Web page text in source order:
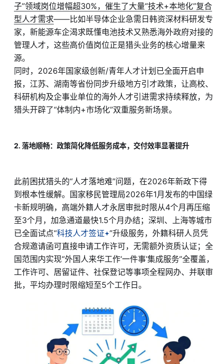
子”领域岗位增幅超30%，催生了大量“技术+本地化”复合
型人才需求——比如半导体企业急需日韩资深材料研发专
家，新能源车企渴求既懂电池技术又熟悉海外政府对接的
管理人才，这些高价值岗位正是猎头业务的核心增量来
源。
同时，2026年国家级创新/青年人才计划已全面开启申
报，江苏、湖南等省份同步升级地方引才政策，让高校、
科研机构及企事业单位的海外人才引进需求持续释放，为
猎头开辟了“体制内+市场化”双重服务新场景。
2. 落地顺畅：政策简化降低服务成本，交付效率显著提升
此前困扰猎头的“人才落地难”问题，在2026年新政下得
到根本性缓解。国家移民管理局2026年1月发布的中国绿
卡新规明确，高端外籍人才永居审批时限从4个月再压缩
至3个月，加急通道最快1.5个月办结；深圳、上海等城市
已全面试点“科技人才签证 ”升级服务，外籍科研人员凭
合规邀请函可直接申请工作许可，无需额外资质认证；全
国范围内实现“外国人来华工作‘一件事’集成服务”全覆盖，
工作许可、居留证件、社保登记等事项全程网办、并联审
批，平均办理时限缩短至5个工作日。